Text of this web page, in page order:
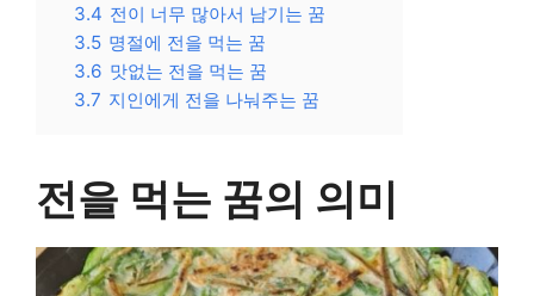
3.4 전이 너무 많아서 남기는 꿈
3.5 명절에 전을 먹는 꿈
3.6 맛없는 전을 먹는 꿈
3.7 지인에게 전을 나눠주는 꿈
전을 먹는 꿈의 의미